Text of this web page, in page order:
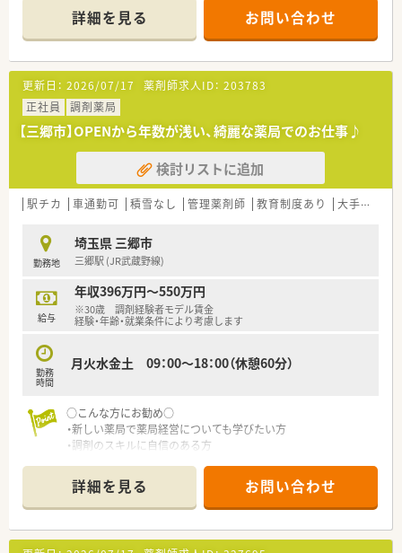
異動で多くの科目を勉強することが可能です（異動範囲：自宅よ
り1時間圏内）。
・ドラッグストアですが、調剤薬局での売上は総売上の30％を超
えており調剤にも力を入れて展開しています。
・採用については、調剤・OTC部門と完全分けているため、自身の
希望する職種に専念することができます。
≪ライフワークバランスが整っています≫
・残業時間は平均10時間/月ほどとなっており、メリハリをつけた
勤務が可能です。
・年間休日数も120日ございます。
・産休・育児休暇の実績が多く、正社員はもちろん、パートの方も
取得されています。
≪こんな店舗です≫
・人気のTX沿線で最寄り駅目の前の店舗です。
・ドラッグ併設となりますが、薬局もかなり大きく待合室、調剤
室ともにとても広い作りになっています。
・内科や小児科のクリニックがあり、お子さんの患者様も多いで
す。
・周辺には大きなスーパーやコンビニなども多くあります。
・転居を伴う異動がなく、腰を据えて地域医療に貢献していきた
い方。
・勢いのある大手ドラッグストアチェーンで経験を積みたい方。
詳細を見る お問い合わせ
更新日： 2026/07/17 薬剤師求人ID： 203783
正社員
調剤薬局
【三郷市】OPENから年数が浅い、綺麗な薬局でのお仕事♪
検討リストに追加
駅チカ 車通勤可 積雪なし 管理薬剤師 教育制度あり 大手チェーン以外
勤務地
埼玉県 三郷市
三郷駅 (JR武蔵野線)
給与
年収396万円～550万円
※30歳 調剤経験者モデル賃金
経験・年齢・就業条件により考慮します
勤務
時間
月火水金土 09：00～18：00（休憩60分）
○こんな方にお勧め○
・新しい薬局で薬局経営についても学びたい方
・調剤のスキルに自信のある方
詳細を見る お問い合わせ